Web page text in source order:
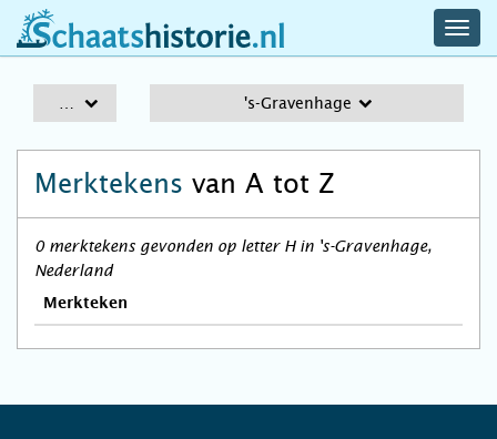
schaatshistorie.nl
's-Gravenhage
Merktekens van A tot Z
0 merktekens gevonden op letter H in 's-Gravenhage,
Nederland
Merkteken